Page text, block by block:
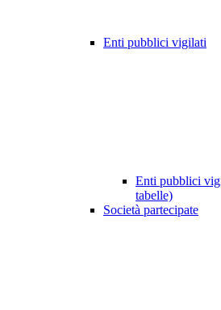
Enti pubblici vigilati
Enti pubblici
tabelle)
Società partecipate